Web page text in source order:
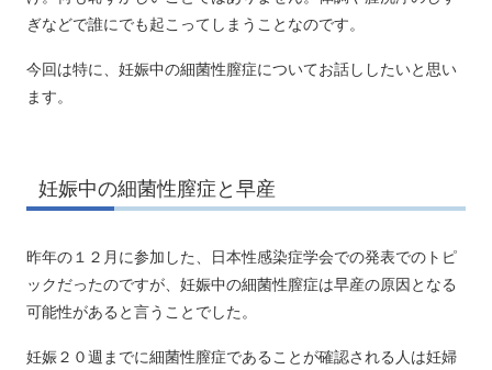
ぎなどで誰にでも起こってしまうことなのです。
今回は特に、妊娠中の細菌性膣症についてお話ししたいと思い
ます。
妊娠中の細菌性膣症と早産
昨年の１２月に参加した、日本性感染症学会での発表でのトピ
ックだったのですが、妊娠中の細菌性膣症は早産の原因となる
可能性があると言うことでした。
妊娠２０週までに細菌性膣症であることが確認される人は妊婦